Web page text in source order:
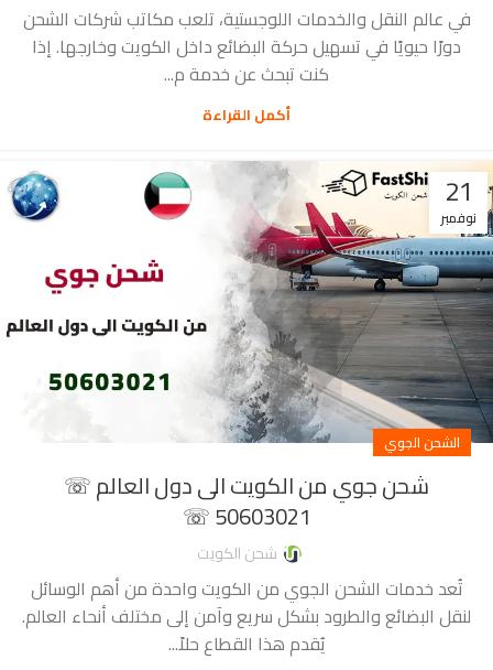
في عالم النقل والخدمات اللوجستية، تلعب مكاتب شركات الشحن
دورًا حيويًا في تسهيل حركة البضائع داخل الكويت وخارجها. إذا
كنت تبحث عن خدمة م...
أكمل القراءة
21
نوفمبر
الشحن الجوي
شحن جوي من الكويت الى دول العالم ☏
50603021 ☏
شحن الكويت
تُعد خدمات الشحن الجوي من الكويت واحدة من أهم الوسائل
لنقل البضائع والطرود بشكل سريع وآمن إلى مختلف أنحاء العالم.
يُقدم هذا القطاع حلاً...